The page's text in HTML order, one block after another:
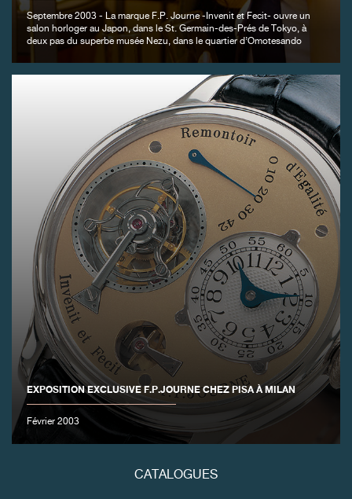
Septembre 2003 - La marque F.P. Journe -Invenit et Fecit- ouvre un
salon horloger au Japon, dans le St. Germain-des-Prés de Tokyo, à
deux pas du superbe musée Nezu, dans le quartier d’Omotesando
EXPOSITION EXCLUSIVE F.P.JOURNE CHEZ PISA À MILAN
Février 2003
CATALOGUES
FAUX
FAUX